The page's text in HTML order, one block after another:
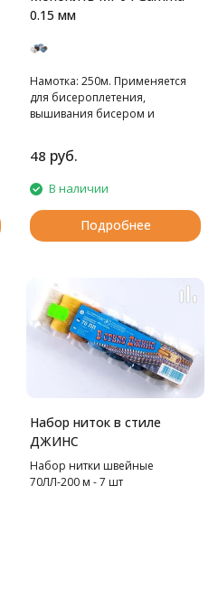
0.15 мм
Намотка: 250м. Применяется
для бисероплетения,
вышивания бисером и
48 руб.
В наличии
Подробнее
Набор ниток в стиле
ДЖИНС
Набор нитки швейные
70ЛЛ-200 м - 7 шт